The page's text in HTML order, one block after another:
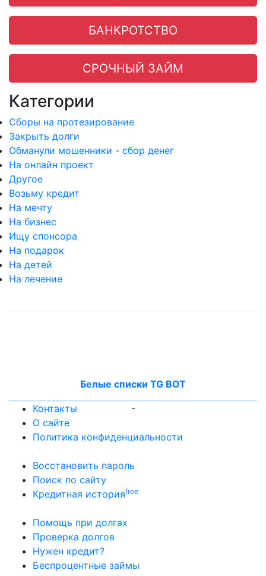
БАНКРОТСТВО
СРОЧНЫЙ ЗАЙМ
Категории
Сборы на протезирование
Закрыть долги
Обманули мошенники - сбор денег
На онлайн проект
Другое
Возьму кредит
На мечту
На бизнес
Ищу спонсора
На подарок
На детей
На лечение
Белые списки TG BOT
-
Контакты
О сайте
Политика конфиденциальности
Восстановить пароль
Поиск по сайту
Кредитная историяfree
Помощь при долгах
Проверка долгов
Нужен кредит?
Беспроцентные займы